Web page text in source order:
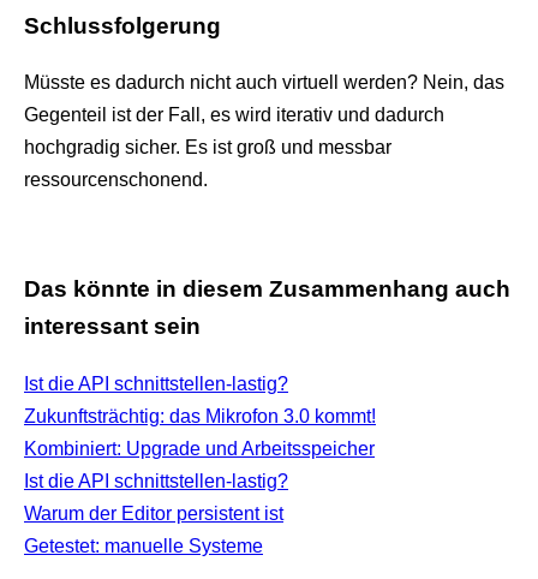
Schlussfolgerung
Müsste es dadurch nicht auch virtuell werden? Nein, das
Gegenteil ist der Fall, es wird iterativ und dadurch
hochgradig sicher. Es ist groß und messbar
ressourcenschonend.
Das könnte in diesem Zusammenhang auch
interessant sein
Ist die API schnittstellen-lastig?
Zukunftsträchtig: das Mikrofon 3.0 kommt!
Kombiniert: Upgrade und Arbeitsspeicher
Ist die API schnittstellen-lastig?
Warum der Editor persistent ist
Getestet: manuelle Systeme